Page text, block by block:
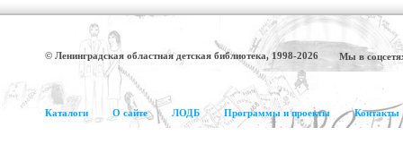
© Ленинградская областная детская библиотека, 1998-2026 Мы в
Каталоги О сайте ЛОДБ Программы и проекты Контакты